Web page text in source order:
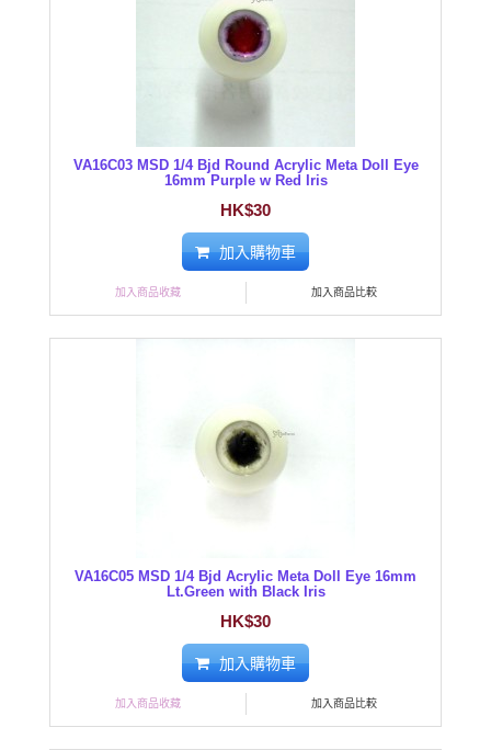
VA16C03 MSD 1/4 Bjd Round Acrylic Meta Doll Eye
16mm Purple w Red Iris
HK$30
加入購物車
加入商品收藏 加入商品比較
VA16C05 MSD 1/4 Bjd Acrylic Meta Doll Eye 16mm
Lt.Green with Black Iris
HK$30
加入購物車
加入商品收藏 加入商品比較